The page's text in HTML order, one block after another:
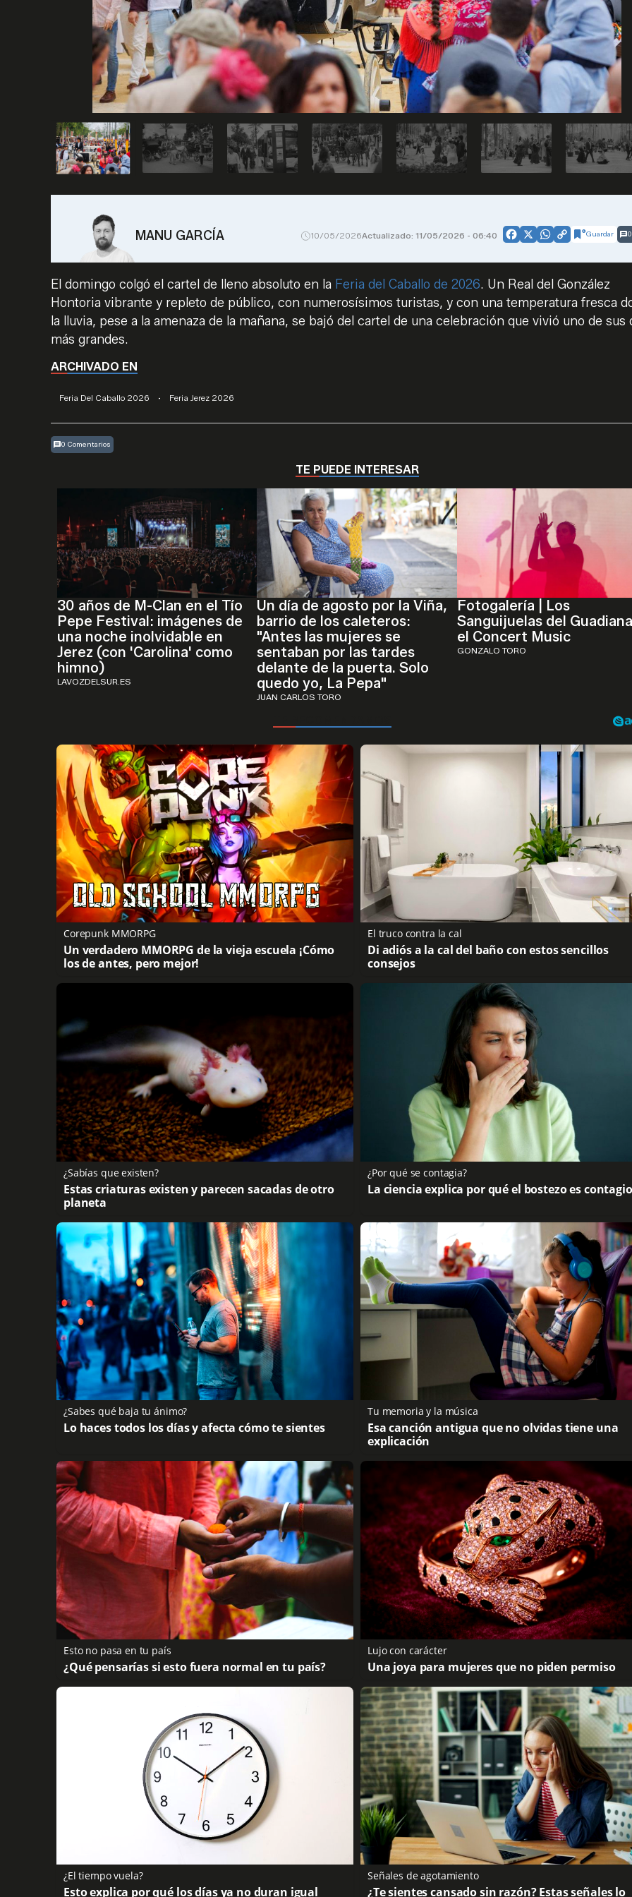
MANU GARCÍA 10/05/2026Actualizado: 11/05/2026 - 06:40 Facebook
X WhatsApp
CopyGuardar 0
El domingo colgó el cartel de lleno absoluto en la Feria del Caballo de 2026. Un Real del González
Hontoria vibrante y repleto de público, con numerosísimos turistas, y con una temperatura fresca
la lluvia, pese a la amenaza de la mañana, se bajó del cartel de una celebración que vivió uno de sus
más grandes.
ARCHIVADO EN
Feria Del Caballo 2026 · Feria Jerez 2026
0 Comentarios
TE PUEDE INTERESAR
30 años de M-Clan en el Tío
Pepe Festival: imágenes de
una noche inolvidable en
Jerez (con 'Carolina' como
himno)
LAVOZDELSUR.ES
Un día de agosto por la Viña,
barrio de los caleteros:
"Antes las mujeres se
sentaban por las tardes
delante de la puerta. Solo
quedo yo, La Pepa"
JUAN CARLOS TORO
Fotogalería | Los
Sanguijuelas del
el Concert Music
GONZALO TORO
Corepunk MMORPG
Un verdadero MMORPG de la vieja escuela ¡Cómo
los de antes, pero mejor!
El truco contra la cal
Di adiós a la cal del baño con estos sencillos
consejos
¿Sabías que existen?
Estas criaturas existen y parecen sacadas de otro
planeta
¿Por qué se contagia?
La ciencia explica por qué el bostezo es
¿Sabes qué baja tu ánimo?
Lo haces todos los días y afecta cómo te sientes
Tu memoria y la música
Esa canción antigua que no olvidas tiene una
explicación
Esto no pasa en tu país
¿Qué pensarías si esto fuera normal en tu país?
Lujo con carácter
Una joya para mujeres que no piden permiso
¿El tiempo vuela?
Esto explica por qué los días ya no duran igual
Señales de agotamiento
¿Te sientes cansado sin razón? Estas señales lo